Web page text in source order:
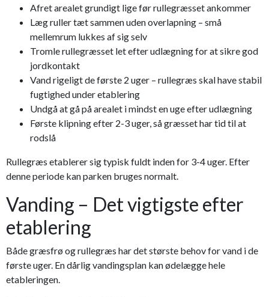
Afret arealet grundigt lige før rullegræsset ankommer
Læg ruller tæt sammen uden overlapning – små
mellemrum lukkes af sig selv
Tromle rullegræsset let efter udlægning for at sikre god
jordkontakt
Vand rigeligt de første 2 uger – rullegræs skal have stabil
fugtighed under etablering
Undgå at gå på arealet i mindst en uge efter udlægning
Første klipning efter 2-3 uger, så græsset har tid til at
rodslå
Rullegræs etablerer sig typisk fuldt inden for 3-4 uger. Efter
denne periode kan parken bruges normalt.
Vanding – Det vigtigste efter
etablering
Både græsfrø og rullegræs har det største behov for vand i de
første uger. En dårlig vandingsplan kan ødelægge hele
etableringen.